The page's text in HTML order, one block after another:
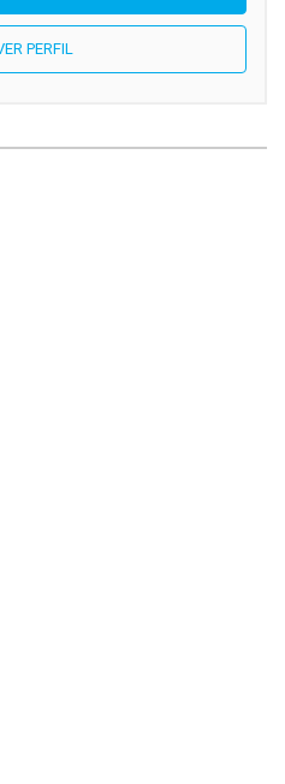
PERFIL